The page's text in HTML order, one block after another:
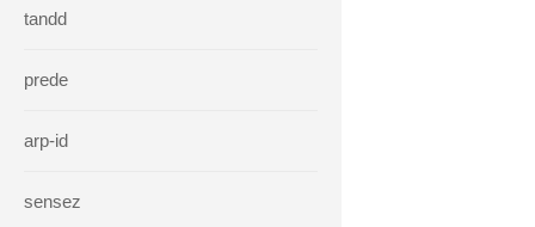
tandd
prede
arp-id
sensez